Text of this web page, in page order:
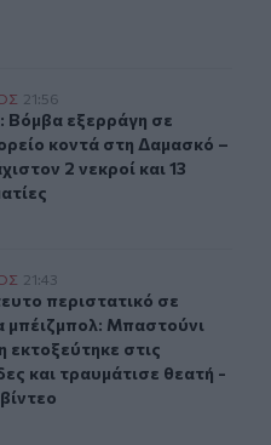
κοντά στη
21:56
Βόμβα εξερράγη σε
Βόμβα εξερράγη σε
κοντά στη Δαμασκό –
2 νεκροί και 13
αγώνα μπέιζμπολ:
21:43
περιστατικό σε αγώνα
περιστατικό σε
μπέιζμπολ: Μπαστούνι
εκτοξεύτηκε στις
και τραυμάτισε θεατή -